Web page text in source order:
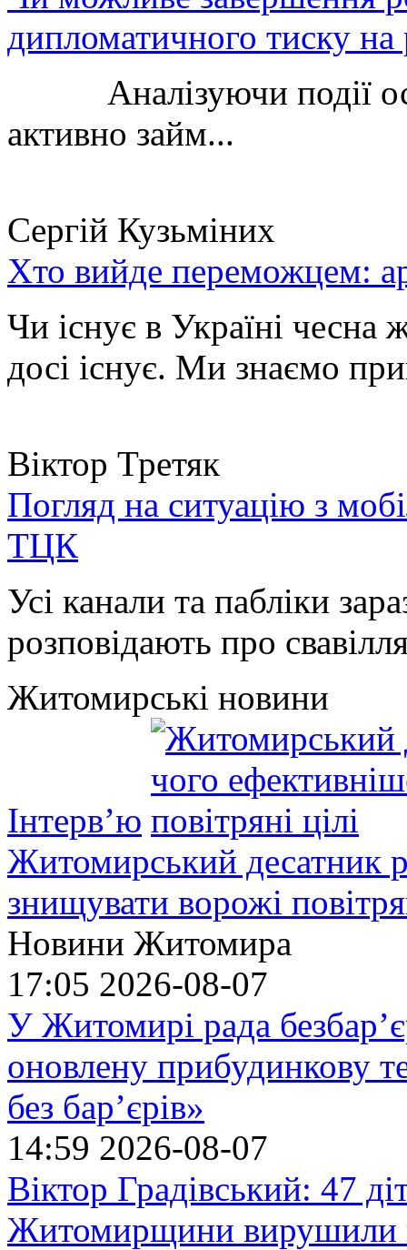
дипломатичного тиску
Аналізуючи події
активно займ...
Сергій Кузьміних
Хто вийде переможцем:
Чи існує в Україні чесна
досі існує. Ми знаємо
Віктор Третяк
Погляд на ситуацію з
ТЦК
Усі канали та пабліки
розповідають про
Житомирські новини
Інтерв’ю
Житомирський десатник
знищувати ворожі
Новини Житомира
17:05 2026-08-07
У Житомирі рада
оновлену прибудинкову
без бар’єрів»
14:59 2026-08-07
Віктор Градівський: 47
Житомирщини вирушили